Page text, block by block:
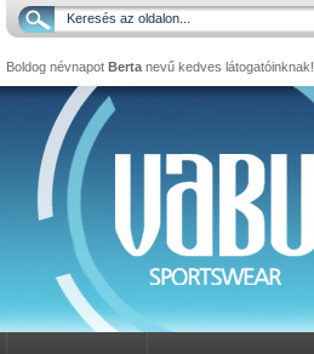
Boldog névnapot Bertanevű kedves látogatóinknak!